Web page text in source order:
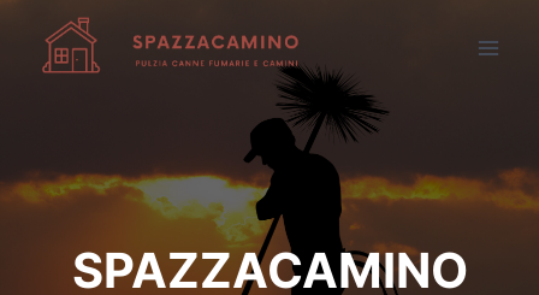
contenuto
SPAZZACAMINO